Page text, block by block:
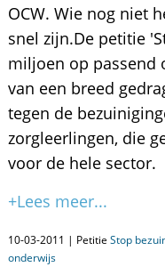
OCW. Wie nog niet
snel zijn.De petitie
miljoen op passend
van een breed
tegen de
zorgleerlingen, die
voor de hele sector.
+Lees meer...
10-03-2011 | Petitie Stop
onderwijs